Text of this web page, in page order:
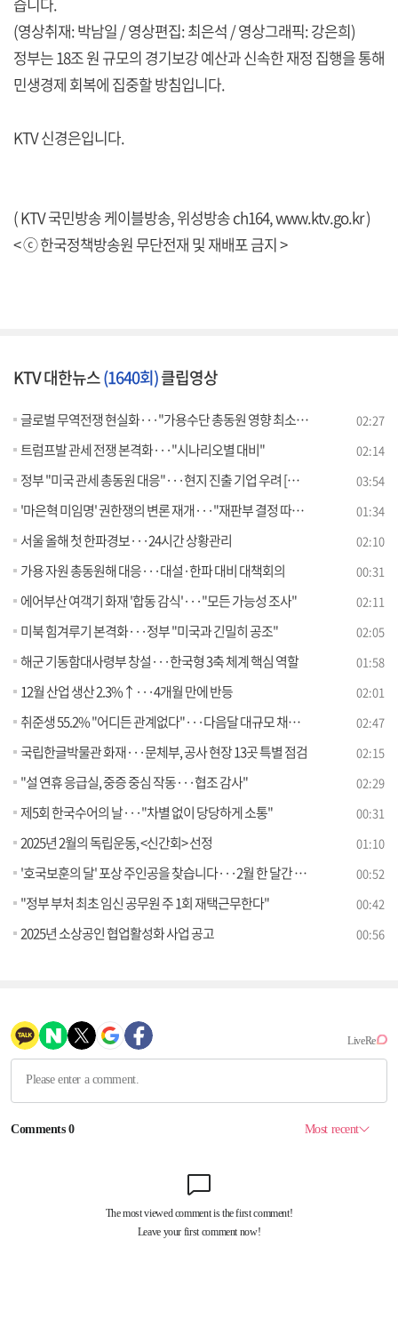
(영상취재: 박남일 / 영상편집: 최은석 / 영상그래픽: 강은희)
정부는 18조 원 규모의 경기보강 예산과 신속한 재정 집행을 통해
민생경제 회복에 집중할 방침입니다.
KTV 신경은입니다.
( KTV 국민방송 케이블방송, 위성방송 ch164,www.ktv.go.kr)
< ⓒ 한국정책방송원 무단전재 및 재배포 금지 >
KTV 대한뉴스(1640회)클립영상
글로벌 무역전쟁 현실화···"가용수단 총동원 영향 최소화" 02:27
트럼프발 관세 전쟁 본격화···"시나리오별 대비" 02:14
정부 "미국 관세 총동원 대응"···현지 진출 기업 우려 [뉴스의맥] 03:54
'마은혁 미임명' 권한쟁의 변론 재개···"재판부 결정 따라야" 01:34
서울 올해 첫 한파경보···24시간 상황관리 02:10
가용 자원 총동원해 대응···대설·한파 대비 대책회의 00:31
에어부산 여객기 화재 '합동 감식'···"모든 가능성 조사" 02:11
미북 힘겨루기 본격화···정부 "미국과 긴밀히 공조" 02:05
해군 기동함대사령부 창설···한국형 3축 체계 핵심 역할 01:58
12월 산업 생산 2.3%↑···4개월 만에 반등 02:01
취준생 55.2% "어디든 관계없다"···다음달 대규모 채용박람회 02:47
국립한글박물관 화재···문체부, 공사 현장 13곳 특별 점검 02:15
"설 연휴 응급실, 중증 중심 작동···협조 감사" 02:29
제5회 한국수어의 날···"차별 없이 당당하게 소통" 00:31
2025년 2월의 독립운동, <신간회> 선정 01:10
'호국보훈의 달' 포상 주인공을 찾습니다···2월 한 달간 신청 접수 00:52
"정부 부처 최초 임신 공무원 주 1회 재택근무한다" 00:42
2025년 소상공인 협업활성화 사업 공고 00:56